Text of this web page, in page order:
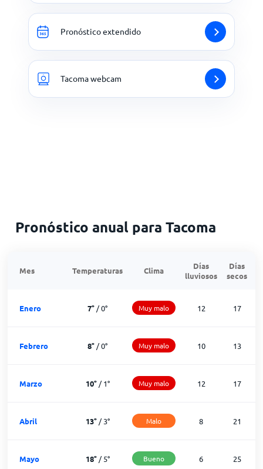
Pronóstico extendido
Tacoma webcam
Pronóstico anual para Tacoma
Mes Temperaturas Clima
Días
lluviosos
Días
secos
Enero 7° /0° Muy malo 12 17
Febrero 8° /0° Muy malo 10 13
Marzo 10°/1° Muy malo 12 17
Abril 13°/3° Malo 8 21
Mayo 18°/5° Bueno 6 25